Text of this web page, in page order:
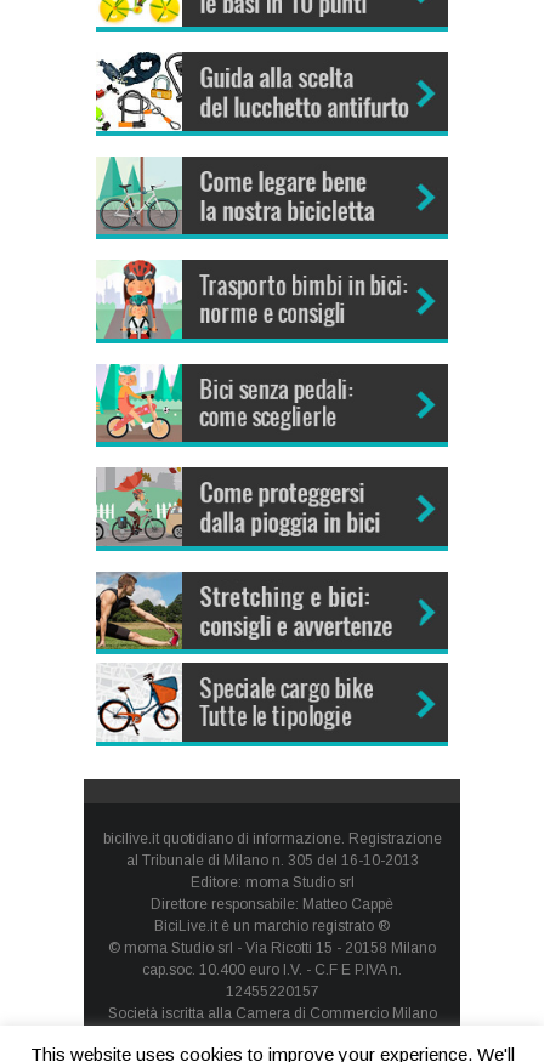
bicilive.it quotidiano di informazione. Registrazione
al Tribunale di Milano n. 305 del 16-10-2013
Editore: moma Studio srl
Direttore responsabile: Matteo Cappè
BiciLive.it è un marchio registrato ®
© moma Studio srl - Via Ricotti 15 - 20158 Milano
cap.soc. 10.400 euro I.V. - C.F E P.IVA n.
12455220157
Società iscritta alla Camera di Commercio Milano
socio unico
This website uses cookies to improve your experience. We'll